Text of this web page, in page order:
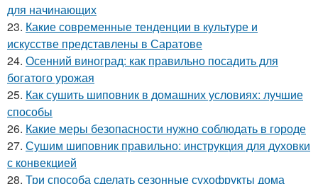
для начинающих
23. Какие современные тенденции в культуре и
искусстве представлены в Саратове
24. Осенний виноград: как правильно посадить для
богатого урожая
25. Как сушить шиповник в домашних условиях: лучшие
способы
26. Какие меры безопасности нужно соблюдать в городе
27. Сушим шиповник правильно: инструкция для духовки
с конвекцией
28. Три способа сделать сезонные сухофрукты дома